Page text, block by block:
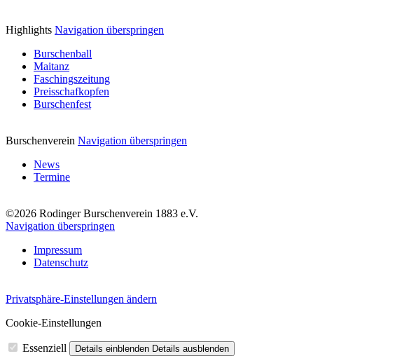
Highlights Navigation überspringen
Burschenball
Maitanz
Faschingszeitung
Preisschafkopfen
Burschenfest
Burschenverein Navigation überspringen
News
Termine
©2026 Rodinger Burschenverein 1883 e.V.
Navigation überspringen
Impressum
Datenschutz
Privatsphäre-Einstellungen ändern
Cookie-Einstellungen
Essenziell Details einblenden Details ausblenden